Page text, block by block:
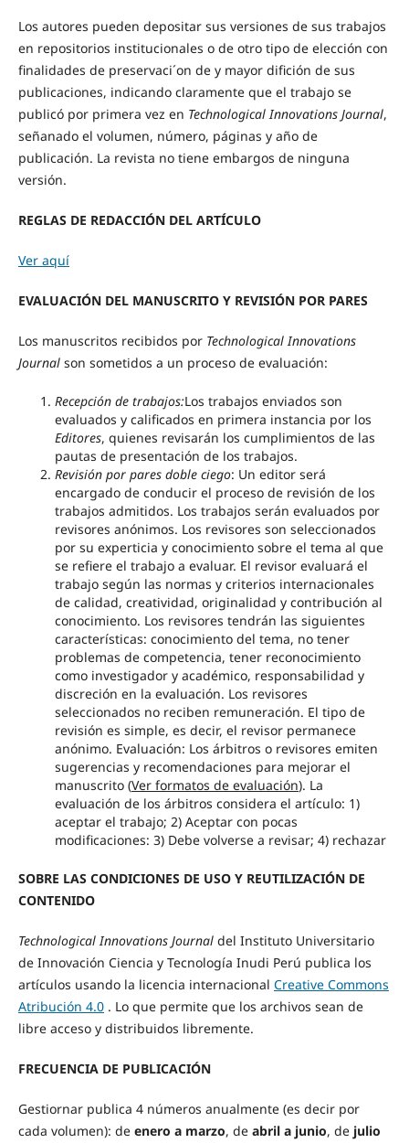
Los autores pueden depositar sus versiones de sus trabajos
en repositorios institucionales o de otro tipo de elección con
finalidades de preservaci´on de y mayor difición de sus
publicaciones, indicando claramente que el trabajo se
publicó por primera vez en Technological Innovations Journal,
señanado el volumen, número, páginas y año de
publicación. La revista no tiene embargos de ninguna
versión.
REGLAS DE REDACCIÓN DEL ARTÍCULO
Ver aquí
EVALUACIÓN DEL MANUSCRITO Y REVISIÓN POR PARES
Los manuscritos recibidos por Technological Innovations
Journalson sometidos a un proceso de evaluación:
Recepción de trabajos:Los trabajos enviados son
evaluados y calificados en primera instancia por los
Editores, quienes revisarán los cumplimientos de las
pautas de presentación de los trabajos.
Revisión por pares doble ciego: Un editor será
encargado de conducir el proceso de revisión de los
trabajos admitidos. Los trabajos serán evaluados por
revisores anónimos. Los revisores son seleccionados
por su experticia y conocimiento sobre el tema al que
se refiere el trabajo a evaluar. El revisor evaluará el
trabajo según las normas y criterios internacionales
de calidad, creatividad, originalidad y contribución al
conocimiento. Los revisores tendrán las siguientes
características: conocimiento del tema, no tener
problemas de competencia, tener reconocimiento
como investigador y académico, responsabilidad y
discreción en la evaluación. Los revisores
seleccionados no reciben remuneración. El tipo de
revisión es simple, es decir, el revisor permanece
anónimo. Evaluación: Los árbitros o revisores emiten
sugerencias y recomendaciones para mejorar el
manuscrito (Ver formatos de evaluación). La
evaluación de los árbitros considera el artículo: 1)
aceptar el trabajo; 2) Aceptar con pocas
modificaciones: 3) Debe volverse a revisar; 4) rechazar
SOBRE LAS CONDICIONES DE USO Y REUTILIZACIÓN DE
CONTENIDO
Technological Innovations Journaldel Instituto Universitario
de Innovación Ciencia y Tecnología Inudi Perú publica los
artículos usando la licencia internacional Creative Commons
Atribución 4.0. Lo que permite que los archivos sean de
libre acceso y distribuidos libremente.
FRECUENCIA DE PUBLICACIÓN
Gestiornar publica 4 números anualmente (es decir por
cada volumen): de enero a marzo, de abril a junio, de julio